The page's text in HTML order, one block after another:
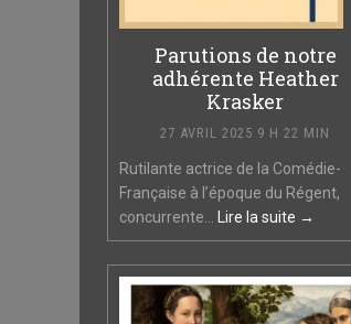
Parutions de notre
adhérente Heather
Krasker
27 AVRIL 2025 9 H 22 MIN
Rutilante actrice de la Comédie-
Française à l’époque du Régent,
concurrente... Lire la suite →